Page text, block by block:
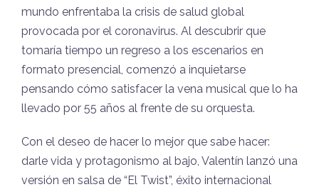
mundo enfrentaba la crisis de salud global
provocada por el coronavirus. Al descubrir que
tomaría tiempo un regreso a los escenarios en
formato presencial, comenzó a inquietarse
pensando cómo satisfacer la vena musical que lo ha
llevado por 55 años al frente de su orquesta.
Con el deseo de hacer lo mejor que sabe hacer:
darle vida y protagonismo al bajo, Valentín lanzó una
versión en salsa de “El Twist”, éxito internacional